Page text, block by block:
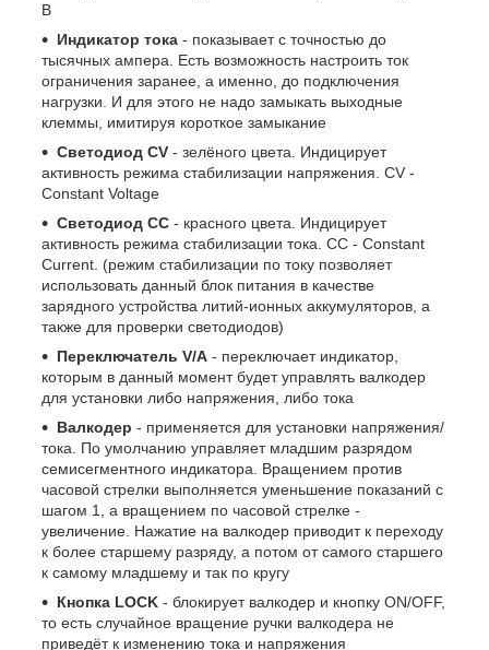
В
Индикатор тока - показывает с точностью до
тысячных ампера. Есть возможность настроить ток
ограничения заранее, а именно, до подключения
нагрузки. И для этого не надо замыкать выходные
клеммы, имитируя короткое замыкание
Светодиод CV - зелёного цвета. Индицирует
активность режима стабилизации напряжения. CV -
Constant Voltage
Светодиод CC - красного цвета. Индицирует
активность режима стабилизации тока. CC - Constant
Current. (режим стабилизации по току позволяет
использовать данный блок питания в качестве
зарядного устройства литий-ионных аккумуляторов, а
также для проверки светодиодов)
Переключатель V/A - переключает индикатор,
которым в данный момент будет управлять валкодер
для установки либо напряжения, либо тока
Валкодер - применяется для установки напряжения/
тока. По умолчанию управляет младшим разрядом
семисегментного индикатора. Вращением против
часовой стрелки выполняется уменьшение показаний с
шагом 1, а вращением по часовой стрелке -
увеличение. Нажатие на валкодер приводит к переходу
к более старшему разряду, а потом от самого старшего
к самому младшему и так по кругу
Кнопка LOCK - блокирует валкодер и кнопку ON/OFF,
то есть случайное вращение ручки валкодера не
приведёт к изменению тока и напряжения